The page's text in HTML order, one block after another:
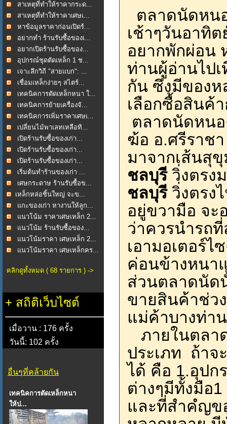
สาเหตุที่ทำให้ราคากระด...
สาเหตุที่ทำให้ราคาเศษเ...
หาข้อมูลราคาก่อนเปิดร้...
อยากทำ ร้านรับซื้อของเ...
อยากเปิดร้านรับซื้อของ...
อุปกรณ์ชุดตัดเหล็ก 1 ช...
เจาะลึกวิถี "สายแบก": ...
เชื่อมเหล็กง่ายๆ สไตร์...
เทคนิคการตัดเหล็กหนา ใ...
เทคนิคการย้ายเครื่องจั...
เทคนิคการเพิ่มราคาเศษเ...
เปลี่ยนไม้พาเลทเหลือทิ...
เปิดร้านรับซื้อของเก่า...
เปิดร้านรับซื้อของเก่า...
เปิดร้านรับซื้อของเก่า...
เริ่มต้นทำร้านของเก่า ...
เศษกระดาษ ร้านรับซื้อข...
​เหล็กหล่อชิ้นใหญ่ จะข...
แกะของเก่า หางานให้ลูก...
แนวโน้ม ราคาเศษเหล็ก 2...
แนวโน้ม ร้านรับซื้อของ...
แนวโน้มราคา เศษเหล็ก 2...
แนวโน้มราคา เศษเหล็กคร...
คลิกดูทั้งหมด ( 68 รายการ ) ->
+ สถิติเว็บไซต์
เมื่อวาน : 176 ครั้ง
วันนี้: 102 ครั้ง
อื่นๆที่คล้ายกัน
เทคนิคการตัดเหล็กหนา
ให้ป...
ตลาดนัดหน
เช้าๆวันอาทิ
อยากพักผ่อน
ท่านผู้อ่านไป
กัน ซึ่งมีของห
เลือกซื้อสินค้
ตลาดนัดหน
ฆ้อ อ.ศรีราช
มาจากเส้นสุ
ชลบุรีวิ่งตรง
ชลบุรีวิ่งตรง
อยู่ขวามือ จ
ว่าควรนำรถ
เอามอเตอร์ไ
ค่อนข้างหนา
ส่วนตลาดนัด
ขายสินค้าช่ว
แม่ค้าบางท่า
ภายในตลา
ประเภท ถ้าจ
ได้ คือ 1.อุปก
ต่างๆมีทั้งมือ
และที่สำคํญข